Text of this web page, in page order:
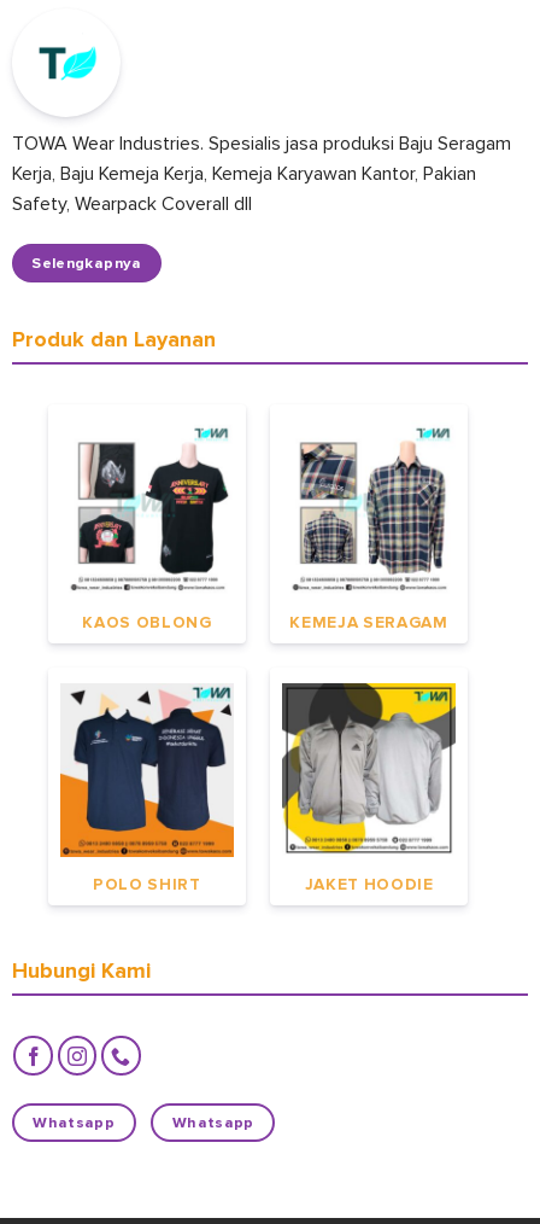
TOWA Wear Industries. Spesialis jasa produksi Baju Seragam
Kerja, Baju Kemeja Kerja, Kemeja Karyawan Kantor, Pakian
Safety, Wearpack Coverall dll
Selengkapnya
Produk dan Layanan
KAOS OBLONG KEMEJA SERAGAM
POLO SHIRT JAKET HOODIE
Hubungi Kami
Whatsapp Whatsapp